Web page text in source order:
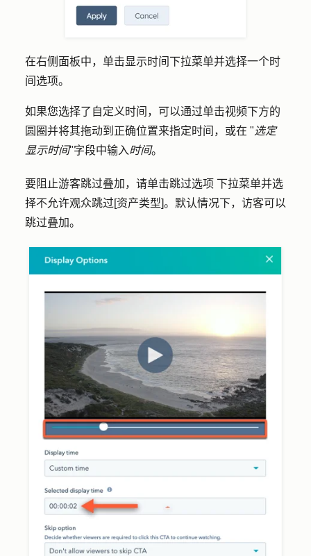
在右侧面板中，单击显示时间下拉菜单并选择一个时
间选项。
如果您选择了自定义时间，可以通过单击视频下方的
圆圈并将其拖动到正确位置来指定时间 ，或在 "选定
显示时间"字段中输入时间。
要阻止游客跳过叠加，请单击跳过选项 下拉菜单并选
择不允许观众跳过[资产类型]。默认情况下，访客可以
跳过叠加。